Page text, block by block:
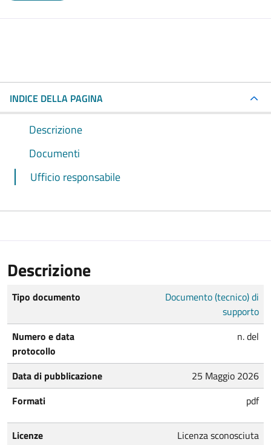
INDICE DELLA PAGINA
Descrizione
Documenti
Ufficio responsabile
Descrizione
Tipo documento
Documento (tecnico) di
supporto
Numero e data
protocollo
n. del
Data di pubblicazione
25 Maggio 2026
Formati
pdf
Licenze Licenza sconosciuta